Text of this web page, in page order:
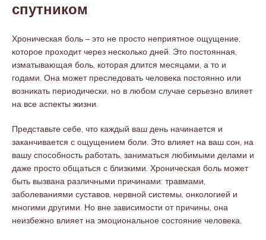
спутником
Хроническая боль – это не просто неприятное ощущение,
которое проходит через несколько дней. Это постоянная,
изматывающая боль, которая длится месяцами, а то и
годами. Она может преследовать человека постоянно или
возникать периодически, но в любом случае серьезно влияет
на все аспекты жизни.
Представьте себе, что каждый ваш день начинается и
заканчивается с ощущением боли. Это влияет на ваш сон, на
вашу способность работать, заниматься любимыми делами и
даже просто общаться с близкими. Хроническая боль может
быть вызвана различными причинами: травмами,
заболеваниями суставов, нервной системы, онкологией и
многими другими. Но вне зависимости от причины, она
неизбежно влияет на эмоциональное состояние человека.